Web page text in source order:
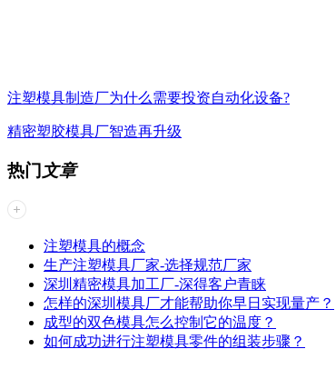
注塑模具制造厂为什么需要投资自动化设备?
精密塑胶模具厂智造再升级
热门文章
注塑模具的概念
生产注塑模具厂家-选择规范厂家
深圳精密模具加工厂-深得客户青睐
怎样的深圳模具厂才能帮助你早日实现量产？
成型的双色模具怎么控制它的温度？
如何成功进行注塑模具零件的组装步骤？